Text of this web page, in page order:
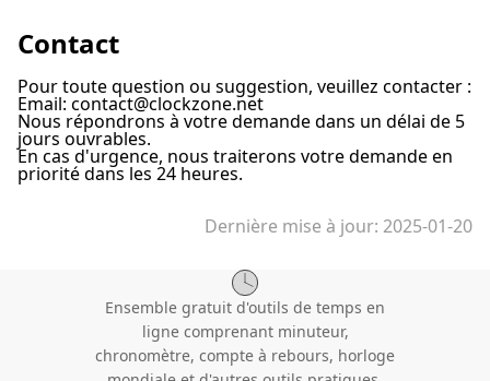
Contact
Pour toute question ou suggestion, veuillez contacter :
Email: contact@clockzone.net
Nous répondrons à votre demande dans un délai de 5
jours ouvrables.
En cas d'urgence, nous traiterons votre demande en
priorité dans les 24 heures.
Dernière mise à jour: 2025-01-20
Ensemble gratuit d'outils de temps en
ligne comprenant minuteur,
chronomètre, compte à rebours, horloge